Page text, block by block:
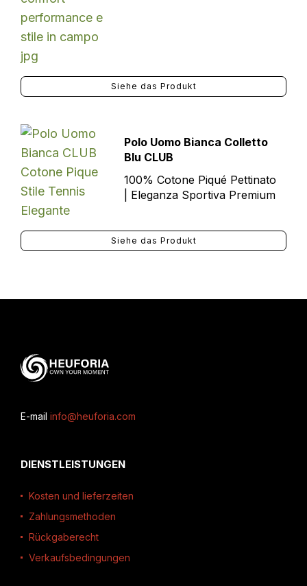
Siehe das Produkt
Polo Uomo Bianca Colletto
Blu CLUB
100% Cotone Piqué Pettinato
| Eleganza Sportiva Premium
Siehe das Produkt
E-mail info@heuforia.com
DIENSTLEISTUNGEN
Kosten und lieferzeiten
Zahlungsmethoden
Rückgaberecht
Verkaufsbedingungen